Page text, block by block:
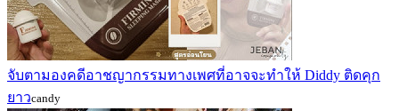
จับตามองคดีอาชญากรรมทางเพศที่อาจจะทำให้ Diddy ติดคุก
ยาวcandy